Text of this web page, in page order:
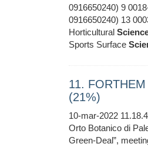
0916650240) 9
0916650240) 13
Horticultural
Sports Surface
11.
(21%)
10-mar-2022
Orto Botanico di
Green-Deal”,